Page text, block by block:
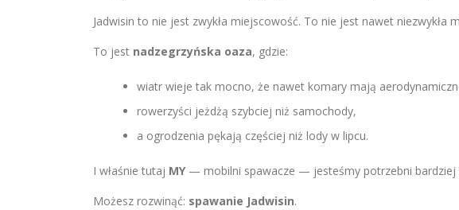
Jadwisin to nie jest zwykła miejscowość. To nie jest nawet niezwykła
To jest nadzegrzyńska oaza, gdzie:
wiatr wieje tak mocno, że nawet komary mają
rowerzyści jeżdżą szybciej niż samochody,
a ogrodzenia pękają częściej niż lody w lipcu.
I właśnie tutaj MY— mobilni spawacze — jesteśmy potrzebni bardziej
Możesz rozwinąć: spawanie Jadwisin.